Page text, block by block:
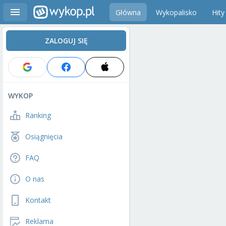
Główna Wykopalisko Hity
ZALOGUJ SIĘ
WYKOP
Ranking
Osiągnięcia
FAQ
O nas
Kontakt
Reklama